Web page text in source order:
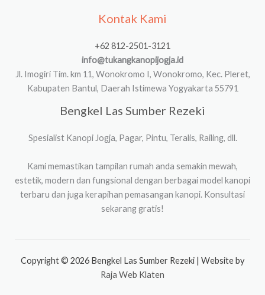
Kontak Kami
+62 812-2501-3121
info@tukangkanopijogja.id
Jl. Imogiri Tim. km 11, Wonokromo I, Wonokromo, Kec. Pleret,
Kabupaten Bantul, Daerah Istimewa Yogyakarta 55791
Bengkel Las Sumber Rezeki
Spesialist Kanopi Jogja, Pagar, Pintu, Teralis, Railing, dll.
Kami memastikan tampilan rumah anda semakin mewah,
estetik, modern dan fungsional dengan berbagai model kanopi
terbaru dan juga kerapihan pemasangan kanopi. Konsultasi
sekarang gratis!
Copyright © 2026 Bengkel Las Sumber Rezeki | Website by
Raja Web Klaten